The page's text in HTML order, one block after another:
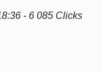
- 6 085 Clicks